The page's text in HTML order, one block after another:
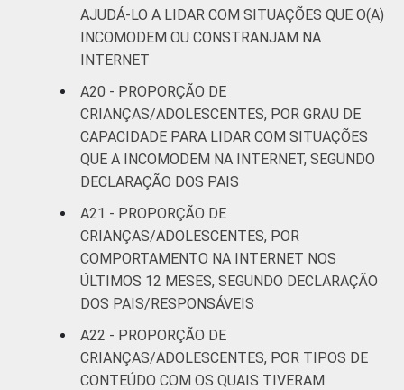
AJUDÁ-LO A LIDAR COM SITUAÇÕES QUE O(A)
INCOMODEM OU CONSTRANJAM NA
INTERNET
A20 - PROPORÇÃO DE
CRIANÇAS/ADOLESCENTES, POR GRAU DE
CAPACIDADE PARA LIDAR COM SITUAÇÕES
QUE A INCOMODEM NA INTERNET, SEGUNDO
DECLARAÇÃO DOS PAIS
A21 - PROPORÇÃO DE
CRIANÇAS/ADOLESCENTES, POR
COMPORTAMENTO NA INTERNET NOS
ÚLTIMOS 12 MESES, SEGUNDO DECLARAÇÃO
DOS PAIS/RESPONSÁVEIS
A22 - PROPORÇÃO DE
CRIANÇAS/ADOLESCENTES, POR TIPOS DE
CONTEÚDO COM OS QUAIS TIVERAM